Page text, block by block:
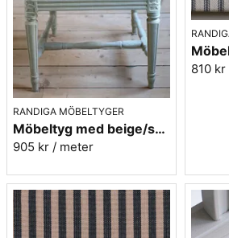
RANDIGA MÖBELTYGER
Möbeltyg med beige/svarta ränder - Stor rand nr.591
905 kr / meter
810 kr
garnmattor och frotté. Teknisk väv i
konstruktionsvävar för möbler blev
produktgrupp.
Idag ägs och drivs verksamheten av
Ericsson.
Mera randiga möbeltyger
Vill du ha ett tygprov? maila mig på